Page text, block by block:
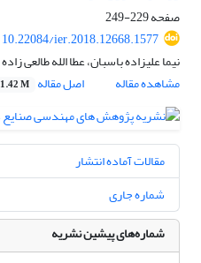
صفحه229-249
10.22084/ier.2018.12668.1577
نیما علیزاده باسبان، عطا الله طالعی زاده
مشاهده مقاله
اصل مقاله 1.42 M
مقالات آماده انتشار
شماره جاری
شماره‌های پیشین نشریه